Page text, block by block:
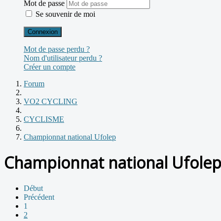
Mot de passe
Se souvenir de moi
Connexion
Mot de passe perdu ?
Nom d'utilisateur perdu ?
Créer un compte
Forum
VO2 CYCLING
CYCLISME
Championnat national Ufolep
Championnat national Ufolep
Début
Précédent
1
2